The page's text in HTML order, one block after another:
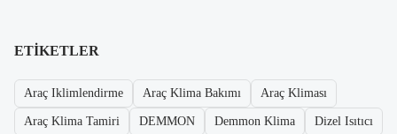
ETIKETLER
Araç Iklimlendirme Araç Klima Bakımı Araç Kliması
Araç Klima Tamiri DEMMON Demmon Klima Dizel Isıtıcı